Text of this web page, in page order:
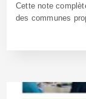
Cette note
des communes
23 Mars 2022 -